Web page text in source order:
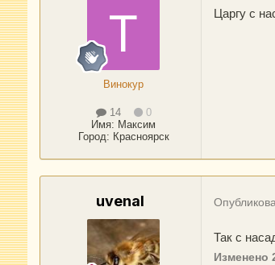
Винокур
14
0
Имя: Максим
Город: Красноярск
Царгу с
uvenal
Так с
Изменено